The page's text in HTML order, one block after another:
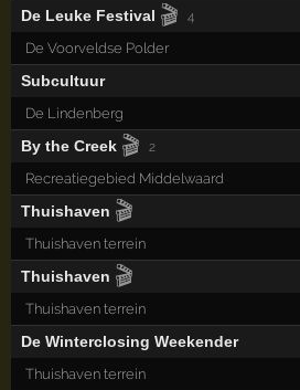
De Leuke Festival 🎬 4
De Voorveldse Polder
Subcultuur
De Lindenberg
By the Creek 🎬 2
Recreatiegebied Middelwaard
Thuishaven 🎬
Thuishaven terrein
Thuishaven 🎬
Thuishaven terrein
De Winterclosing Weekender
Thuishaven terrein